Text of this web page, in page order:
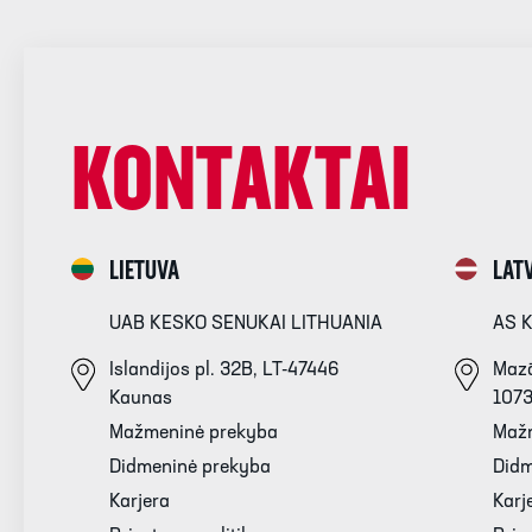
KONTAKTAI
LIETUVA
UAB KESKO SENUKAI LITHUANIA
Islandijos pl. 32B, LT-47446
Kaunas
Mažmeninė prekyba
Didmeninė prekyba
Karjera
AS
1073